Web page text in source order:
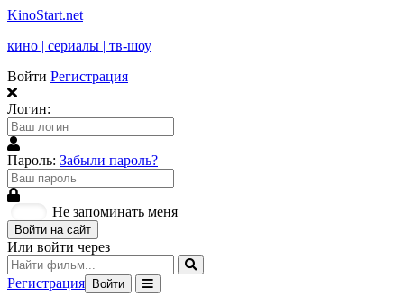
KinoStart.net
кино | сериалы | тв-шоу
Войти Регистрация
Логин:
Пароль: Забыли пароль?
Не запоминать меня
Войти на сайт
Или войти через
Регистрация Войти